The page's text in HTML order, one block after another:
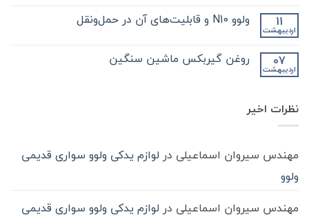
بکس
کامیون
باید
و
آشنایی
واسکازین
برای
تعویض
در
چه
ثبت
نشده 11
اردیبهشت
ولوو N10 و قابلیت‌های آن در حمل‌ونقل
ولوو
N10
حمل‌ونقل
ثبت
نشده 07
اردیبهشت
روغن گیربکس ماشین سنگین
گیربکس
ماشیننظرات اخیر
مهندس سیروان اسماعیلی در لوازم یدکی ولوو سواری قدیمی
ولوو
مهندس سیروان اسماعیلی در لوازم یدکی ولوو سواری قدیمی